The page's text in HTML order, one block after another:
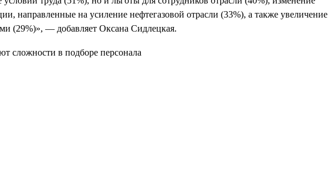
направленные на усиление нефтегазовой отрасли (33%), а также увеличение
(29%)», — добавляет Оксана Сидлецкая.